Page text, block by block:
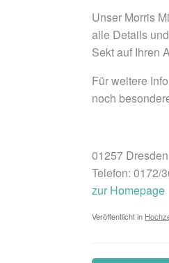
Unser Morris
alle Details
Sekt auf Ihren
Für weitere
noch
01257 Dresden
Telefon: 0172/
zur Homepage
Veröffentlicht in